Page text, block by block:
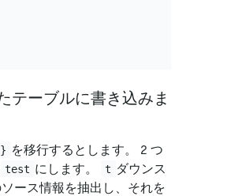
テーブルに書き込みま
を移行するとします。 2 つ
test にします。 t ダウンス
ース情報を抽出し、それを